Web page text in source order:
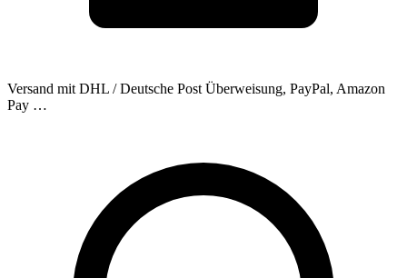
Versand mit DHL / Deutsche Post Überweisung, PayPal, Amazon
Pay …